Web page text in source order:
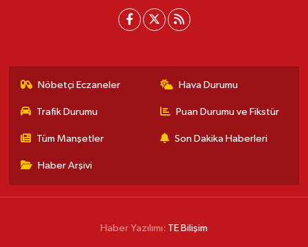
Nöbetçi Eczaneler Hava Durumu
Trafik Durumu Puan Durumu ve Fikstür
Tüm Manşetler Son Dakika Haberleri
Haber Arşivi
Haber Yazılımı: TE Bilişim